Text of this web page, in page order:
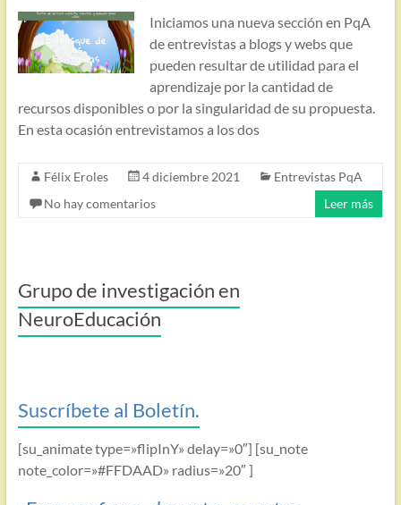
Iniciamos una nueva sección en PqA
de entrevistas a blogs y webs que
pueden resultar de utilidad para el
aprendizaje por la cantidad de
recursos disponibles o por la singularidad de su propuesta.
En esta ocasión entrevistamos a los dos
Félix Eroles 4 diciembre 2021
Entrevistas PqA
No hay comentarios
Leer más
Grupo de investigación en
NeuroEducación
Suscríbete al Boletín.
[su_animate type=»flipInY» delay=»0″] [su_note
note_color=»#FFDAAD» radius=»20″ ]